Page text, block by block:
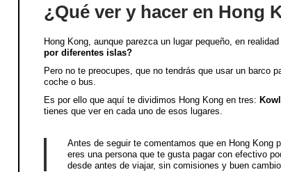
¿Qué ver y hacer en Hong
Hong Kong, aunque parezca un lugar pequeño, en
por diferentes islas?
Pero no te preocupes, que no tendrás que usar un barco
coche o bus.
Es por ello que aquí te dividimos Hong Kong en tres:
tienes que ver en cada uno de esos lugares.
Antes de seguir te comentamos que en Hong Kong
eres una persona que te gusta pagar con efectivo
desde antes de viajar, sin comisiones y buen